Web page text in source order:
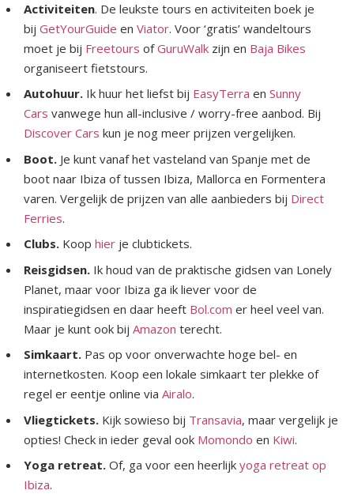
Activiteiten. De leukste tours en activiteiten boek je
bij GetYourGuide en Viator. Voor ‘gratis’ wandeltours
moet je bij Freetours ofGuruWalk zijn en Baja Bikes
organiseert fietstours.
Autohuur. Ik huur het liefst bij EasyTerra en Sunny
Cars vanwege hun all-inclusive / worry-free aanbod. Bij
Discover Cars kun je nog meer prijzen vergelijken.
Boot. Je kunt vanaf het vasteland van Spanje met de
boot naar Ibiza of tussen Ibiza, Mallorca en Formentera
varen. Vergelijk de prijzen van alle aanbieders bij Direct
Ferries.
Clubs. Koop hier je clubtickets.
Reisgidsen. Ik houd van de praktische gidsen van Lonely
Planet, maar voor Ibiza ga ik liever voor de
inspiratiegidsen en daar heeft Bol.com er heel veel van.
Maar je kunt ook bij Amazon terecht.
Simkaart. Pas op voor onverwachte hoge bel- en
internetkosten. Koop een lokale simkaart ter plekke of
regel er eentje online via Airalo.
Vliegtickets. Kijk sowieso bij Transavia, maar vergelijk je
opties! Check in ieder geval ook Momondo en Kiwi.
Yoga retreat. Of, ga voor een heerlijk yoga retreat op
Ibiza.